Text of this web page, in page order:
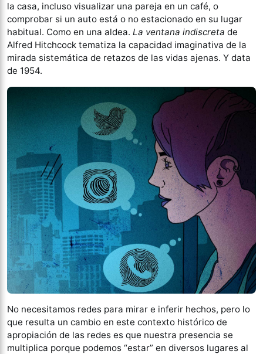
la casa, incluso visualizar una pareja en un café, o
comprobar si un auto está o no estacionado en su lugar
habitual. Como en una aldea. La ventana indiscreta de
Alfred Hitchcock tematiza la capacidad imaginativa de la
mirada sistemática de retazos de las vidas ajenas. Y data
de 1954.
No necesitamos redes para mirar e inferir hechos, pero lo
que resulta un cambio en este contexto histórico de
apropiación de las redes es que nuestra presencia se
multiplica porque podemos “estar” en diversos lugares al